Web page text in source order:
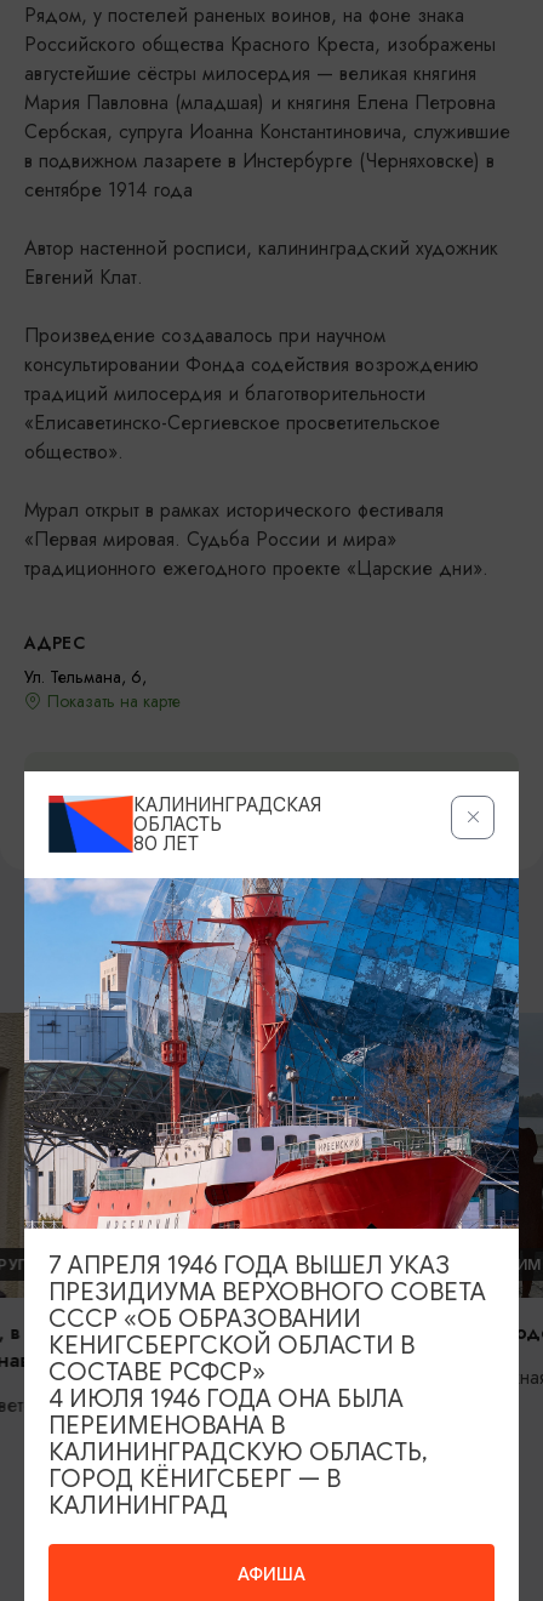
Рядом, у постелей раненых воинов, на фоне знака
Российского общества Красного Креста, изображены
августейшие сёстры милосердия — великая княгиня
Мария Павловна (младшая) и княгиня Елена Петровна
Сербская, супруга Иоанна Константиновича, служившие
в подвижном лазарете в Инстербурге (Черняховске) в
сентябре 1914 года
Автор настенной росписи, калининградский художник
Евгений Клат.
Произведение создавалось при научном
консультировании Фонда содействия возрождению
традиций милосердия и благотворительности
«Елисаветинско-Сергиевское просветительское
общество».
Мурал открыт в рамках исторического фестиваля
«Первая мировая. Судьба России и мира»
традиционного ежегодного проекте «Царские дни».
АДРЕС
Ул. Тельмана, 6,
Показать на карте
ДРУГИЕ МЕСТА
ДРУГИЕ ДОСТОПРИМЕЧАТЕЛЬНОСТИ
Набережная в городе Светлый
Светлый, Набережная ул.
ДРУГИЕ
Озёрск
КАЛИНИНГРАДСКАЯ
ОБЛАСТЬ
80 ЛЕТ
АФИША
7 АПРЕЛЯ 1946 ГОДА ВЫШЕЛ УКАЗ
ПРЕЗИДИУМА ВЕРХОВНОГО СОВЕТА
СССР «ОБ ОБРАЗОВАНИИ
КЕНИГСБЕРГСКОЙ ОБЛАСТИ В
СОСТАВЕ РСФСР»
4 ИЮЛЯ 1946 ГОДА ОНА БЫЛА
ПЕРЕИМЕНОВАНА В
КАЛИНИНГРАДСКУЮ ОБЛАСТЬ,
ГОРОД КЁНИГСБЕРГ — В
КАЛИНИНГРАД